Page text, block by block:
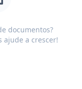
documentos?
ajude a crescer!